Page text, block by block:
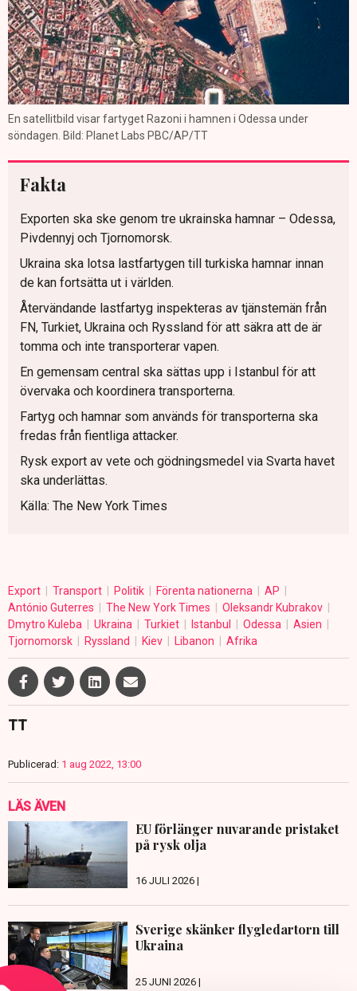
En satellitbild visar fartyget Razoni i hamnen i Odessa under
söndagen. Bild: Planet Labs PBC/AP/TT
Fakta
Exporten ska ske genom tre ukrainska hamnar – Odessa,
Pivdennyj och Tjornomorsk.
Ukraina ska lotsa lastfartygen till turkiska hamnar innan
de kan fortsätta ut i världen.
Återvändande lastfartyg inspekteras av tjänstemän från
FN, Turkiet, Ukraina och Ryssland för att säkra att de är
tomma och inte transporterar vapen.
En gemensam central ska sättas upp i Istanbul för att
övervaka och koordinera transporterna.
Fartyg och hamnar som används för transporterna ska
fredas från fientliga attacker.
Rysk export av vete och gödningsmedel via Svarta havet
ska underlättas.
Källa: The New York Times
Export Transport Politik Förenta nationerna
AP
António Guterres
The New York Times
Oleksandr Kubrakov
Dmytro Kuleba
Ukraina Turkiet Istanbul Odessa
Asien
Tjornomorsk
Ryssland Kiev Libanon Afrika
TT
Publicerad: 1 aug 2022, 13:00
LÄS ÄVEN
EU förlänger nuvarande pristaket
på rysk olja
16 JULI 2026 |
Sverige skänker flygledartorn till
Ukraina
25 JUNI 2026 |